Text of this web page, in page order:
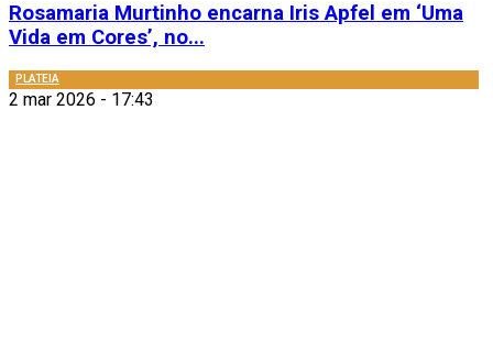
Rosamaria Murtinho encarna Iris Apfel em ‘Uma
Vida em Cores’, no...
PLATEIA
2 mar 2026 - 17:43